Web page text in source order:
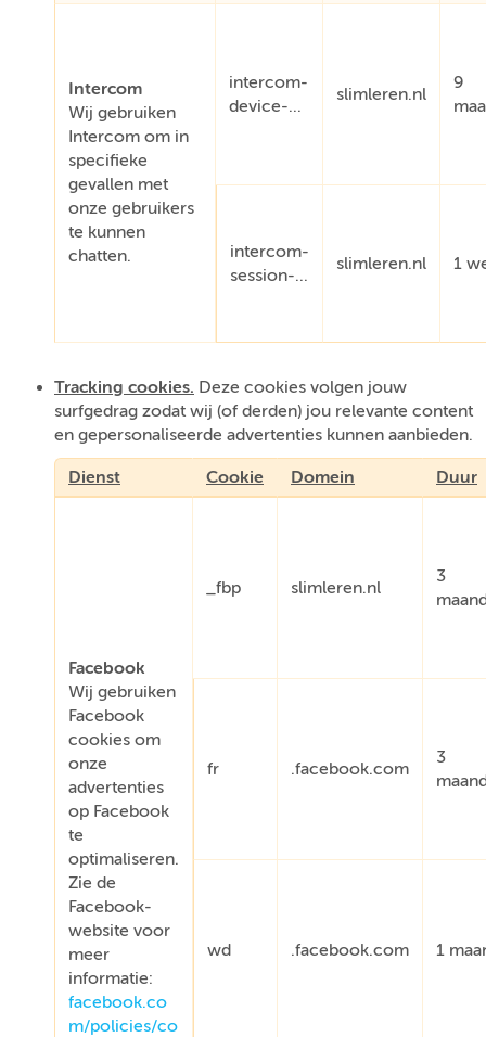
Intercom
Wij gebruiken
Intercom om in
specifieke
gevallen met
onze gebruikers
te kunnen
chatten.
intercom-
device-...
slimleren.nl
9
intercom-
session-...
slimleren.nl 1
Tracking cookies. Deze cookies volgen jouw
surfgedrag zodat wij (of derden) jou relevante content
en gepersonaliseerde advertenties kunnen aanbieden.
Dienst Cookie Domein Duur
Facebook
Wij gebruiken
Facebook
cookies om
onze
advertenties
op Facebook
te
optimaliseren.
Zie de
Facebook-
website voor
meer
informatie:
facebook.co
m/policies/co
_fbp slimleren.nl
3
fr .facebook.com
3
wd .facebook.com 1